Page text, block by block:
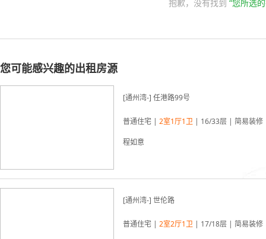
抱歉，没有找到 “您所选
您可能感兴趣的出租房源
[通州湾-] 任港路99号
普通住宅 | 2室1厅1卫 | 16/33层 | 简易装
程如意
[通州湾-] 世伦路
普通住宅 | 2室2厅1卫 | 17/18层 | 简易装